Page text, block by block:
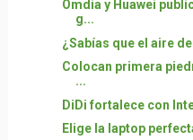
Omdia y Huawei
g...
¿Sabías que el aire
Colocan primera
...
DiDi fortalece con
Elige la laptop